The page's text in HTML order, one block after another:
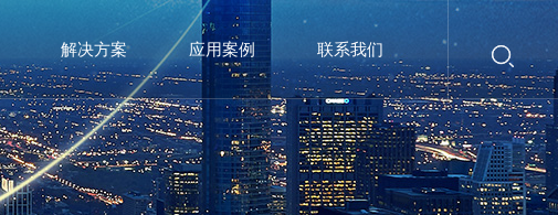
解决方案 应用案例 联系我们